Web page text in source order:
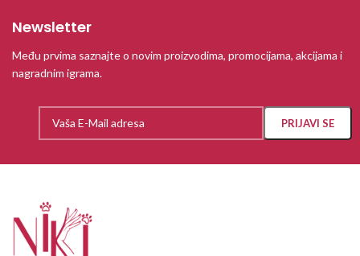
Newsletter
Među prvima saznajte o novim proizvodima, promocijama, akcijama i
nagradnim igrama.